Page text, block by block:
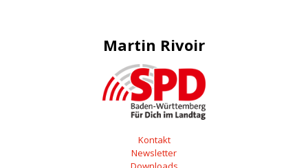
Martin Rivoir
Kontakt
Newsletter